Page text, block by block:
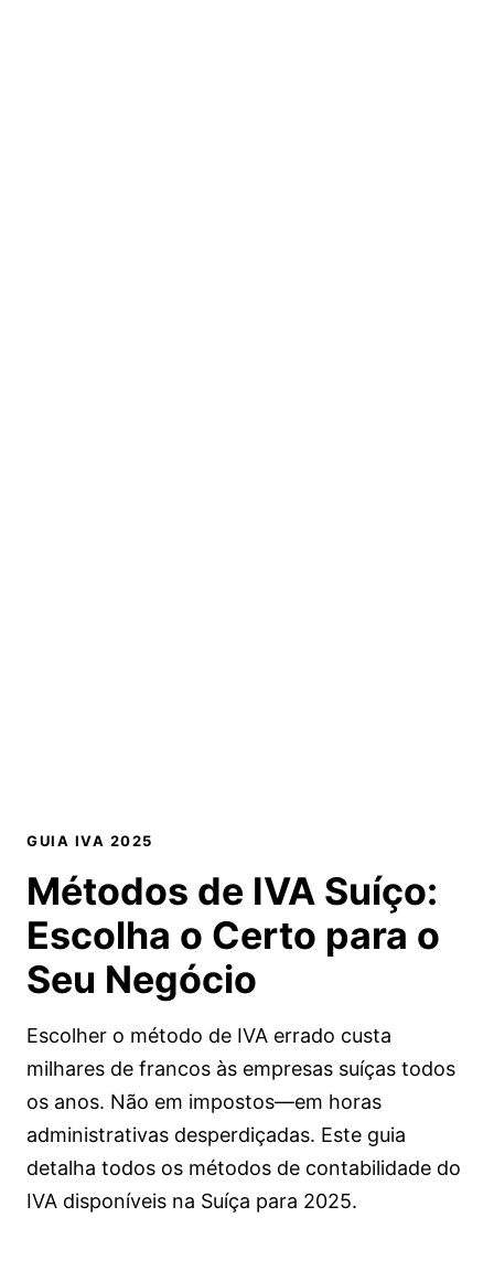
GUIA IVA 2025
Métodos de IVA Suíço:
Escolha o Certo para o
Seu Negócio
Escolher o método de IVA errado custa
milhares de francos às empresas suíças todos
os anos. Não em impostos—em horas
administrativas desperdiçadas. Este guia
detalha todos os métodos de contabilidade do
IVA disponíveis na Suíça para 2025.